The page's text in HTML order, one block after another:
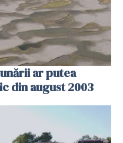
ar putea
din august 2003